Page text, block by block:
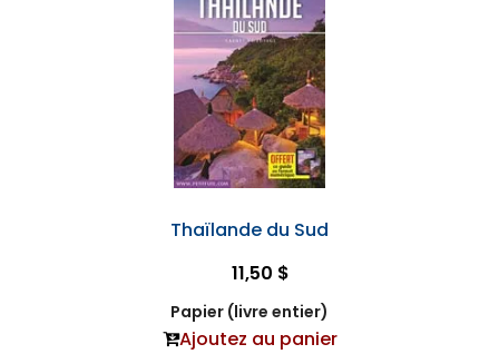
Thaïlande du Sud
11,50 $
Papier (livre entier)
Ajoutez au panier